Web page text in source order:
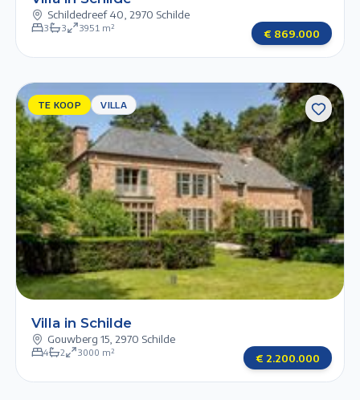
Schildedreef 40 2970 Schilde
3 3 3951 m² € 869.000
TE KOOP VILLA
TE
KOOP
VILLA
1/6 2/6 3/6
Previous slide
Next slide
Villa in Schilde
Gouwberg 15 2970 Schilde
4 2 3000 m² € 2.200.000